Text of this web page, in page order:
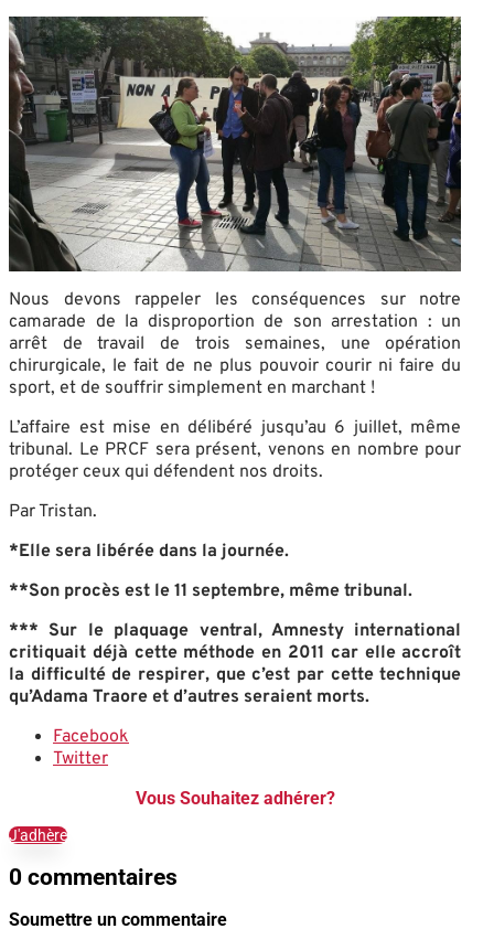
Nous devons rappeler les conséquences sur notre
camarade de la disproportion de son arrestation : un
arrêt de travail de trois semaines, une opération
chirurgicale, le fait de ne plus pouvoir courir ni faire du
sport, et de souffrir simplement en marchant !
L’affaire est mise en délibéré jusqu’au 6 juillet, même
tribunal. Le PRCF sera présent, venons en nombre pour
protéger ceux qui défendent nos droits.
Par Tristan.
*Elle sera libérée dans la journée.
**Son procès est le 11 septembre, même tribunal.
*** Sur le plaquage ventral, Amnesty international
critiquait déjà cette méthode en 2011 car elle accroît
la difficulté de respirer, que c’est par cette technique
qu’Adama Traore et d’autres seraient morts.
Facebook
Twitter
Vous Souhaitez adhérer?
J'adhère
0 commentaires
Soumettre un commentaire